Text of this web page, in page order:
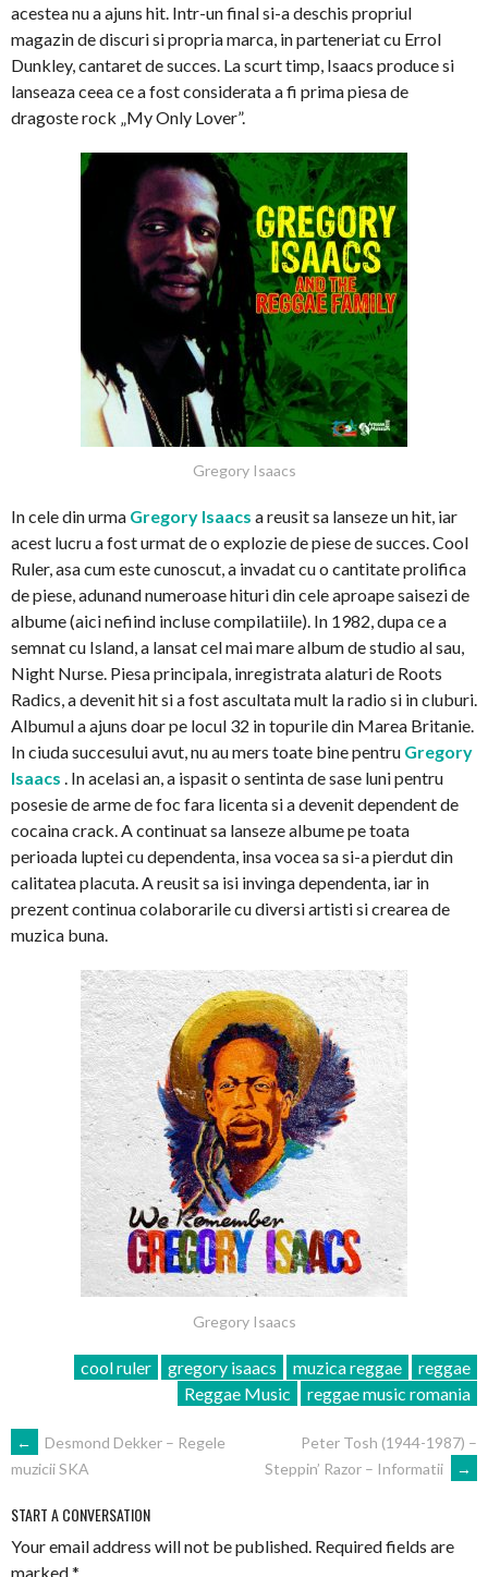
acestea nu a ajuns hit. Intr-un final si-a deschis propriul
magazin de discuri si propria marca, in parteneriat cu Errol
Dunkley, cantaret de succes. La scurt timp, Isaacs produce si
lanseaza ceea ce a fost considerata a fi prima piesa de
dragoste rock „My Only Lover”.
Gregory Isaacs
In cele din urma Gregory Isaacs a reusit sa lanseze un hit, iar
acest lucru a fost urmat de o explozie de piese de succes. Cool
Ruler, asa cum este cunoscut, a invadat cu o cantitate prolifica
de piese, adunand numeroase hituri din cele aproape saisezi de
albume (aici nefiind incluse compilatiile). In 1982, dupa ce a
semnat cu Island, a lansat cel mai mare album de studio al sau,
Night Nurse. Piesa principala, inregistrata alaturi de Roots
Radics, a devenit hit si a fost ascultata mult la radio si in cluburi.
Albumul a ajuns doar pe locul 32 in topurile din Marea Britanie.
In ciuda succesului avut, nu au mers toate bine pentru Gregory
Isaacs . In acelasi an, a ispasit o sentinta de sase luni pentru
posesie de arme de foc fara licenta si a devenit dependent de
cocaina crack. A continuat sa lanseze albume pe toata
perioada luptei cu dependenta, insa vocea sa si-a pierdut din
calitatea placuta. A reusit sa isi invinga dependenta, iar in
prezent continua colaborarile cu diversi artisti si crearea de
muzica buna.
Gregory Isaacs
cool ruler gregory isaacs muzica reggae
reggae
Reggae Music
reggae music romania
POST
←
Desmond Dekker – Regele
muzicii SKA
Peter Tosh (1944-1987) –
Steppin’ Razor – Informatii
→
START A CONVERSATION
Your email address will not be published. Required fields are
marked*